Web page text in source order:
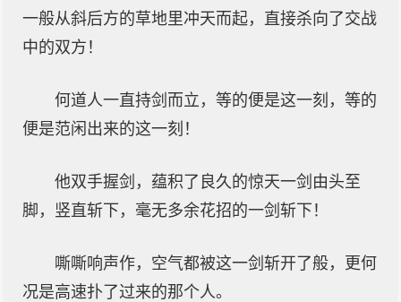
一般从斜后方的草地里冲天而起，直接杀向了交战
中的双方！
何道人一直持剑而立，等的便是这一刻，等的
便是范闲出来的这一刻！
他双手握剑，蕴积了良久的惊天一剑由头至
脚，竖直斩下，毫无多余花招的一剑斩下！
嘶嘶响声作，空气都被这一剑斩开了般，更何
况是高速扑了过来的那个人。